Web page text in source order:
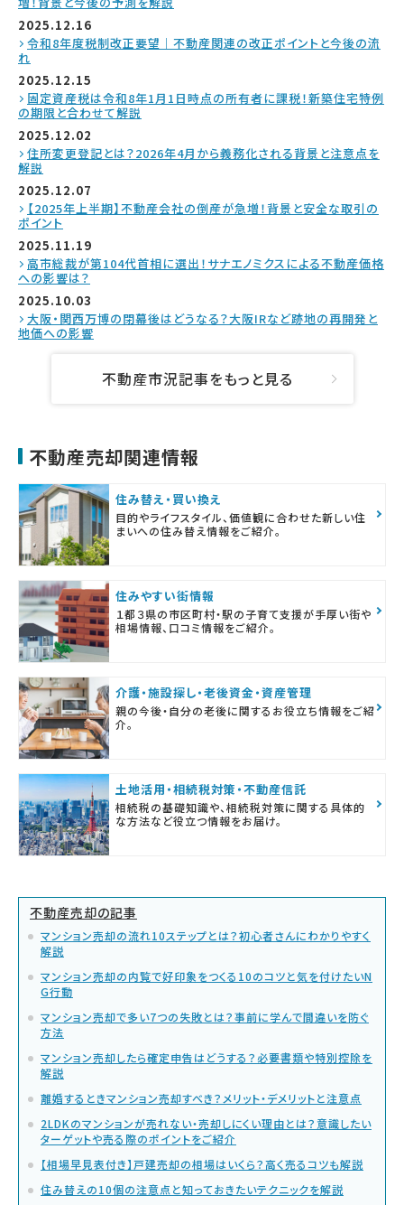
2025.12.16
令和8年度税制改正要望｜不動産関連の改正ポイントと今後の流
れ
2025.12.15
固定資産税は令和8年1月1日時点の所有者に課税！新築住宅特例
の期限と合わせて解説
2025.12.02
住所変更登記とは？2026年4月から義務化される背景と注意点を
解説
2025.12.07
【2025年上半期】不動産会社の倒産が急増！背景と安全な取引の
ポイント
2025.11.19
高市総裁が第104代首相に選出！サナエノミクスによる不動産価格
への影響は？
2025.10.03
大阪・関西万博の閉幕後はどうなる？大阪IRなど跡地の再開発と
地価への影響
不動産市況記事をもっと見る
不動産売却関連情報
住み替え・買い換え
目的やライフスタイル、価値観に合わせた新しい住
まいへの住み替え情報をご紹介。
住みやすい街情報
１都３県の市区町村・駅の子育て支援が手厚い街や
相場情報、口コミ情報をご紹介。
介護・施設探し・老後資金・資産管理
親の今後・自分の老後に関するお役立ち情報をご紹
介。
土地活用・相続税対策・不動産信託
相続税の基礎知識や、相続税対策に関する具体的
な方法など役立つ情報をお届け。
不動産売却の記事
マンション売却の流れ10ステップとは？初心者さんにわかりやすく
解説
マンション売却の内覧で好印象をつくる10のコツと気を付けたいN
G行動
マンション売却で多い7つの失敗とは？事前に学んで間違いを防ぐ
方法
マンション売却したら確定申告はどうする？必要書類や特別控除を
解説
離婚するときマンション売却すべき？メリット・デメリットと注意点
2LDKのマンションが売れない・売却しにくい理由とは？意識したい
ターゲットや売る際のポイントをご紹介
【相場早見表付き】戸建売却の相場はいくら？高く売るコツも解説
住み替えの10個の注意点と知っておきたいテクニックを解説